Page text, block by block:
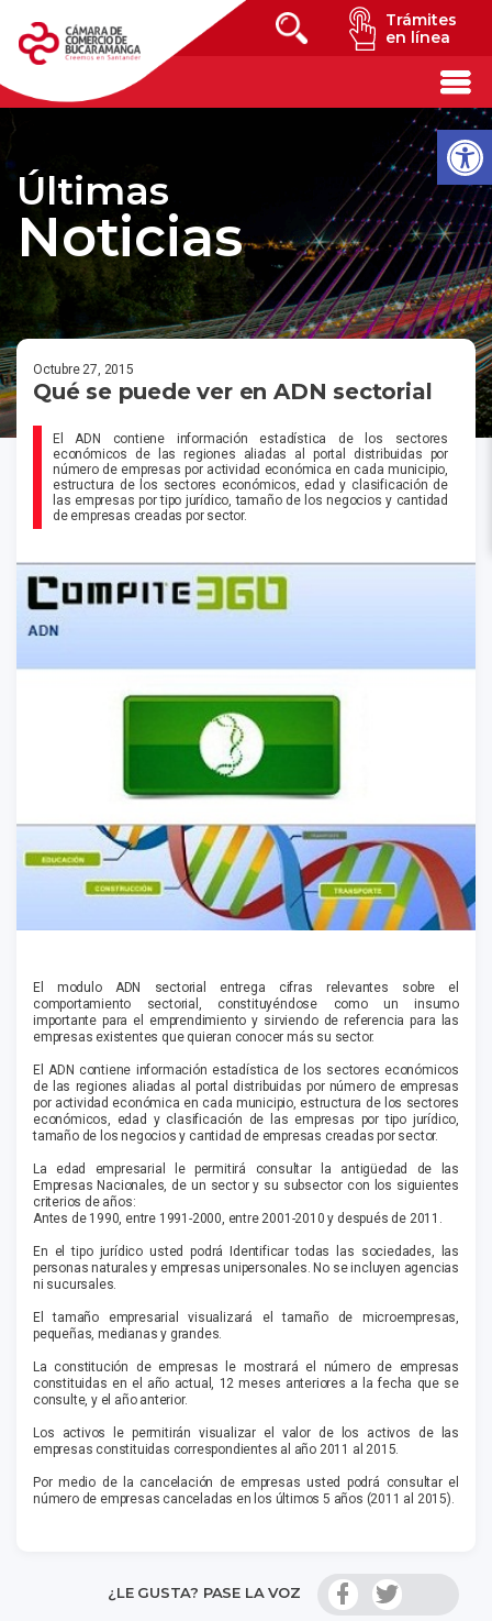
Trámites
en línea
Últimas
Noticias
Octubre 27, 2015
Qué se puede ver en ADN sectorial
El ADN contiene información estadística de los sectores
económicos de las regiones aliadas al portal distribuidas por
número de empresas por actividad económica en cada municipio,
estructura de los sectores económicos, edad y clasificación de
las empresas por tipo jurídico, tamaño de los negocios y cantidad
de empresas creadas por sector.
El modulo ADN sectorial entrega cifras relevantes sobre el
comportamiento sectorial, constituyéndose como un insumo
importante para el emprendimiento y sirviendo de referencia para las
empresas existentes que quieran conocer más su sector.
El ADN contiene información estadística de los sectores económicos
de las regiones aliadas al portal distribuidas por número de empresas
por actividad económica en cada municipio, estructura de los sectores
económicos, edad y clasificación de las empresas por tipo jurídico,
tamaño de los negocios y cantidad de empresas creadas por sector.
La edad empresarial le permitirá consultar la antigüedad de las
Empresas Nacionales, de un sector y su subsector con los siguientes
criterios de años:
Antes de 1990, entre 1991-2000, entre 2001-2010 y después de 2011.
En el tipo jurídico usted podrá Identificar todas las sociedades, las
personas naturales y empresas unipersonales. No se incluyen agencias
ni sucursales.
El tamaño empresarial visualizará el tamaño de microempresas,
pequeñas, medianas y grandes.
La constitución de empresas le mostrará el número de empresas
constituidas en el año actual, 12 meses anteriores a la fecha que se
consulte, y el año anterior.
Los activos le permitirán visualizar el valor de los activos de las
empresas constituidas correspondientes al año 2011 al 2015.
Por medio de la cancelación de empresas usted podrá consultar el
número de empresas canceladas en los últimos 5 años (2011 al 2015).
¿LE GUSTA? PASE LA VOZ